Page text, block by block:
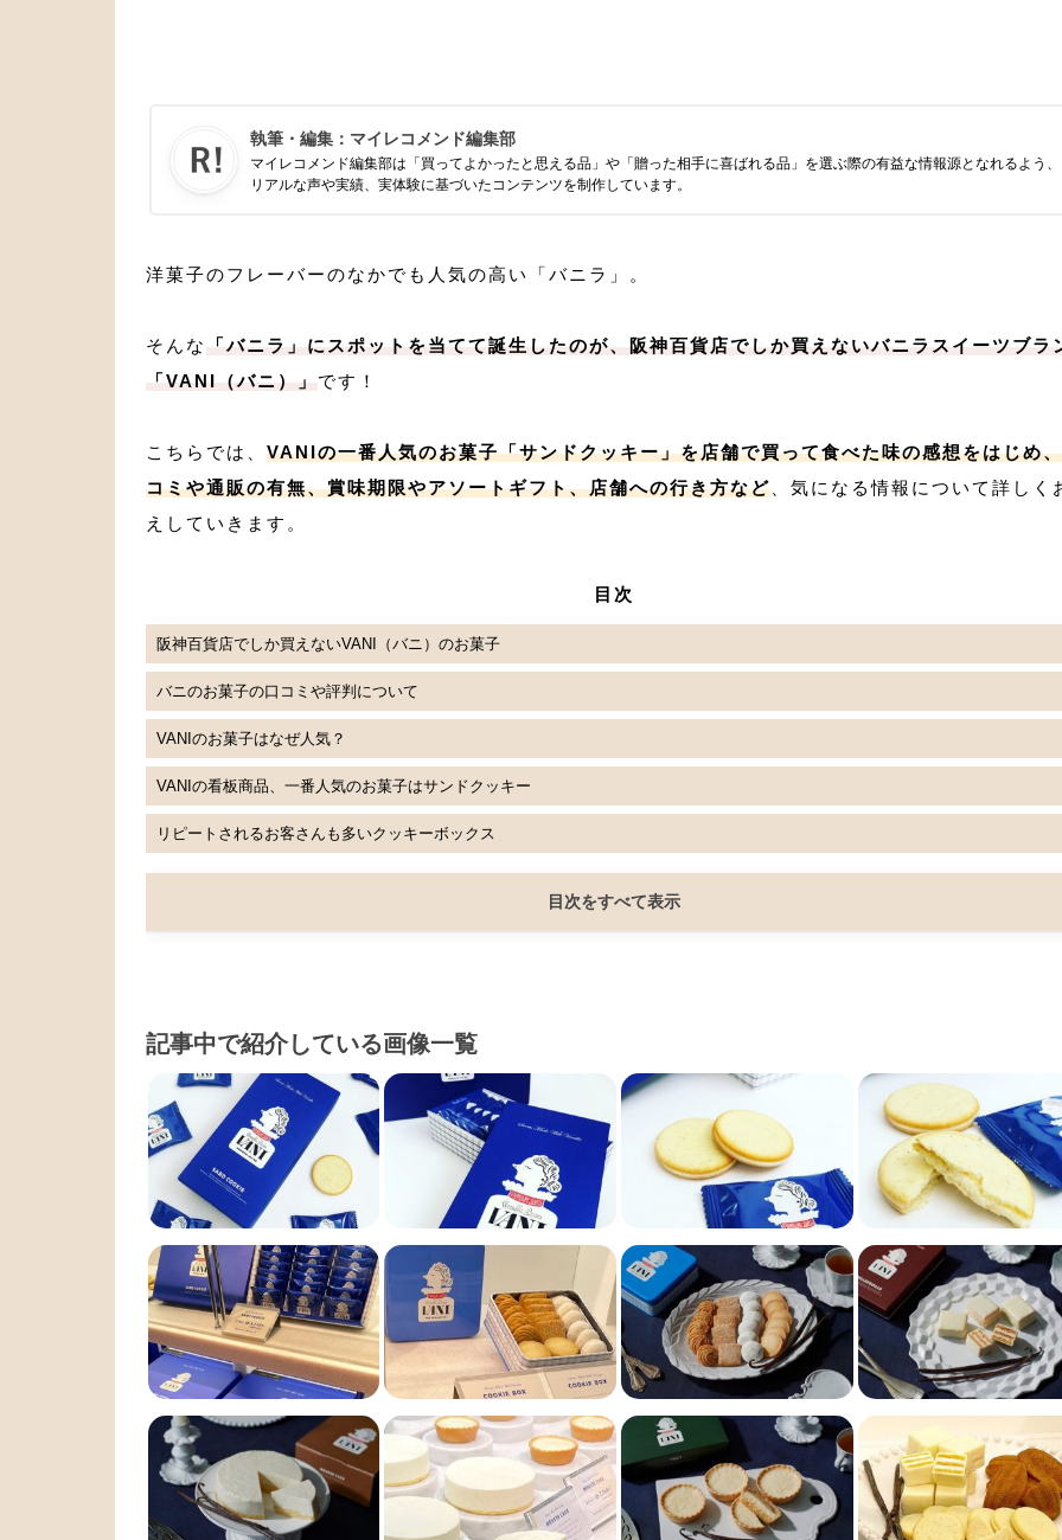
執筆・編集： マイレコメンド編集部
マイレコメンド編集部は「買ってよかったと思える品」や「贈った相手に喜ばれる品」を選ぶ際の有益な情報源となれるよう、
リアルな声や実績、実体験に基づいたコンテンツを制作しています。
洋菓子のフレーバーのなかでも人気の高い「バニラ」。
そんな
「バニラ」にスポットを当てて誕生したのが、阪神百貨店でしか買えないバニラスイーツブラ
「VANI（バニ）」 です！
こちらでは、 VANIの一番人気のお菓子「サンドクッキー」を店舗で買って食べた味の感想をはじめ
コミや通販の有無、賞味期限やアソートギフト、店舗への行き方など、気になる情報について詳しく
えしていきます。
目次
阪神百貨店でしか買えないVANI（バニ）のお菓子
バニのお菓子の口コミや評判について
VANIのお菓子はなぜ人気？
VANIの看板商品、一番人気のお菓子はサンドクッキー
リピートされるお客さんも多いクッキーボックス
目次をすべて表示
記事中で紹介している画像一覧